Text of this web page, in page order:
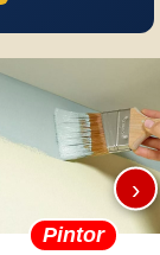
Pintor
›